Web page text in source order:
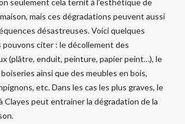
seulement cela ternit à l’esthétique de
mais ces dégradations peuvent aussi
désastreuses. Voici quelques
pouvons citer : le décollement des
(plâtre, enduit, peinture, papier peint…), le
ainsi que des meubles en bois,
etc. Dans les cas les plus graves, le
Clayes peut entrainer la dégradation de la